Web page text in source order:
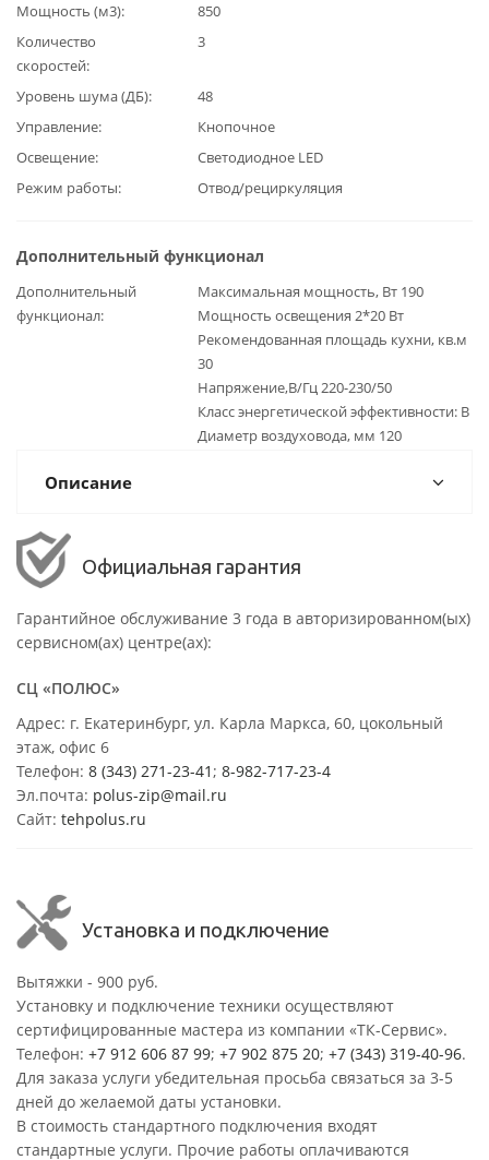
Мощность (м3)
850
Количество
скоростей
3
Уровень шума (ДБ)
48
Управление
Кнопочное
Освещение
Светодиодное LED
Режим работы
Отвод/рециркуляция
Дополнительный функционал
Дополнительный
функционал
Максимальная мощность, Вт 190
Мощность освещения 2*20 Вт
Рекомендованная площадь кухни, кв.м
30
Напряжение,В/Гц 220-230/50
Класс энергетической эффективности: B
Диаметр воздуховода, мм 120
Описание
Официальная гарантия
Гарантийное обслуживание 3 года в авторизированном(ых)
сервисном(ах) центре(ах):
СЦ «ПОЛЮС»
Адрес: г. Екатеринбург, ул. Карла Маркса, 60, цокольный
этаж, офис 6
Телефон: 8 (343) 271-23-41 ; 8-982-717-23-4
Эл.почта: polus-zip@mail.ru
Сайт: tehpolus.ru
Установка и подключение
Вытяжки - 900 руб.
Установку и подключение техники осуществляют
сертифицированные мастера из компании «ТК-Сервис».
Телефон: +7 912 606 87 99; +7 902 875 20; +7 (343) 319-40-96.
Для заказа услуги убедительная просьба связаться за 3-5
дней до желаемой даты установки.
В стоимость стандартного подключения входят
стандартные услуги. Прочие работы оплачиваются